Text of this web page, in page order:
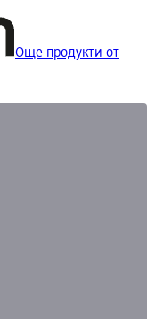
Още продукти от